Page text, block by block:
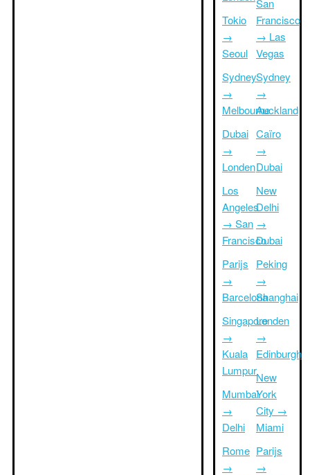
Tokio
→
Seoul
Sydney
→
Melbourne
Dubai
→
Londen
Los
Angeles
→ San
Francisco
Parijs
→
Barcelona
Singapore
→
Kuala
Lumpur
Mumbai
→
Delhi
Rome
→
San
Francisco
→ Las
Vegas
Sydney
→
Auckland
Caïro
→
Dubai
New
Delhi
→
Dubai
Peking
→
Shanghai
Londen
→
Edinburgh
New
York
City →
Miami
Parijs
→